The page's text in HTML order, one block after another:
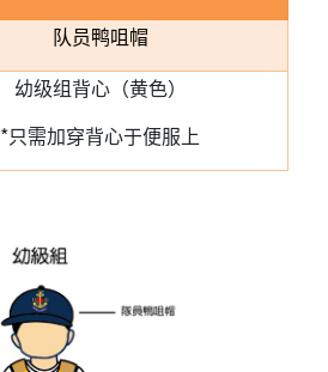
队员鸭咀帽
幼级组背心（黄色）
*只需加穿背心于便服上